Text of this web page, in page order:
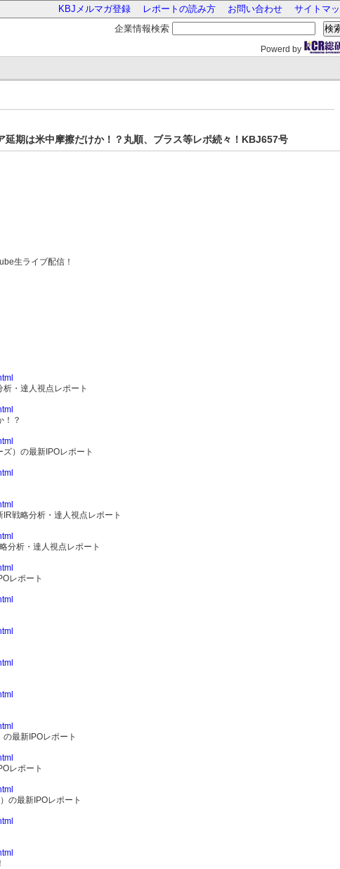
KBJメルマガ登録 レポートの読み方 お問い合わせ
サイトマ
企業情報検索
検
Powerd by
延期は米中摩擦だけか！？丸順、ブラス等レポ続々！KBJ657号
生ライブ配信！
・達人視点レポート
！？
）の最新IPOレポート
戦略分析・達人視点レポート
分析・達人視点レポート
レポート
最新IPOレポート
レポート
の最新IPOレポート